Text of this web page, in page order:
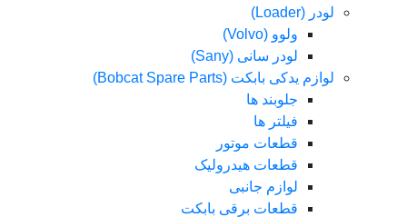
لودر (Loader)
ولوو (Volvo)
لودر سانی (Sany)
لوازم یدکی بابکت (Bobcat Spare Parts)
جلوبند ها
فیلتر ها
قطعات موتور
قطعات هیدرولیک
لوازم جانبی
قطعات برقی بابکت